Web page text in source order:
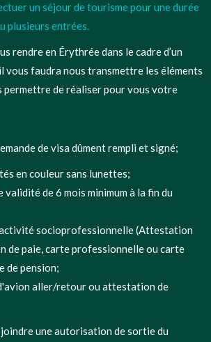
un séjour de tourisme pour une durée
plusieurs entrées.
rendre en Érythrée dans le cadre d’un
faudra nous transmettre les éléments
permettre de réaliser pour vous votre
de visa dûment rempli et signé;
en couleur sans lunettes;
validité de 6 mois minimum à la fin du
socioprofessionnelle (Attestation
de paie, carte professionnelle ou carte
de pension;
aller/retour ou attestation de
une autorisation de sortie du